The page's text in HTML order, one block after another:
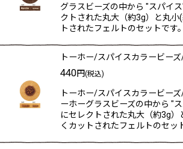
グラスビーズの中から "スパイ
クトされた丸大（約3g）と丸小
トされたフェルトのセットです
トーホー/スパイスカラービー
440円(税込)
トーホー/スパイスカラービー
ーホーグラスビーズの中から "
にセレクトされた丸大（約3g）
くカットされたフェルトのセッ